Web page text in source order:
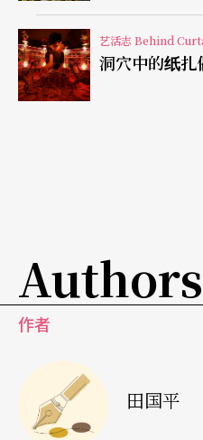
命三部曲「爱情、死亡
到亚美利亚人遭到种族屠
角，为了追寻挚爱的两个
艺活志 Behind
洞穴中的纸扎
Authors
作者
田国平